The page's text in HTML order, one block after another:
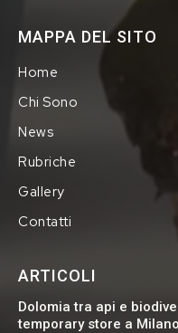
MAPPA DEL SITO
Home
Chi Sono
News
Rubriche
Gallery
Contatti
ARTICOLI
Dolomia tra api e
temporary store a Milano